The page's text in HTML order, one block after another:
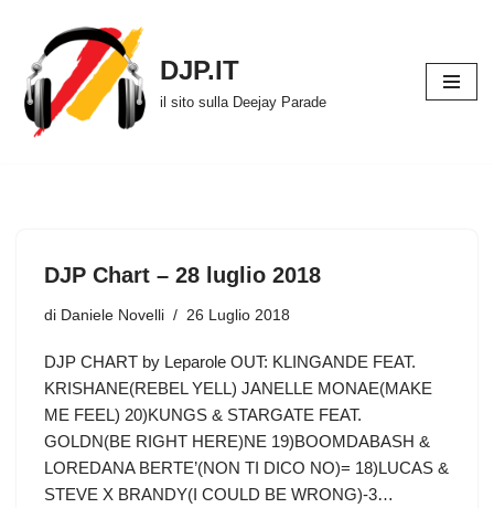
Vai
al
contenuto
DJP.IT
il sito sulla Deejay Parade
DJP Chart – 28 luglio 2018
di Daniele Novelli 26 Luglio 2018
DJP CHART by Leparole OUT: KLINGANDE FEAT.
KRISHANE(REBEL YELL) JANELLE MONAE(MAKE
ME FEEL) 20)KUNGS & STARGATE FEAT.
GOLDN(BE RIGHT HERE)NE 19)BOOMDABASH &
LOREDANA BERTE’(NON TI DICO NO)= 18)LUCAS &
STEVE X BRANDY(I COULD BE WRONG)-3…